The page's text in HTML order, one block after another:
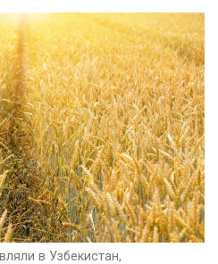
в Узбекистан,